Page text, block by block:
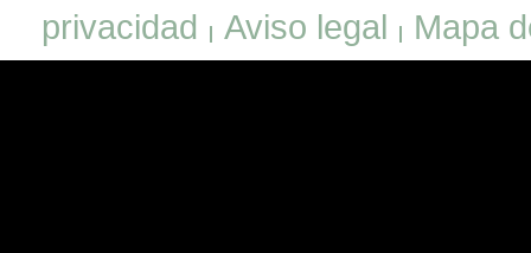
privacidad Aviso legal Mapa